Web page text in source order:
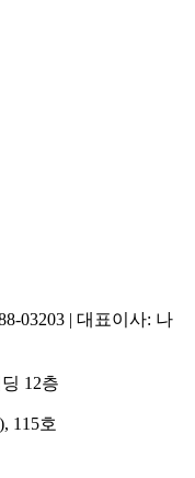
03203 | 대표이사: 나
12층
115호